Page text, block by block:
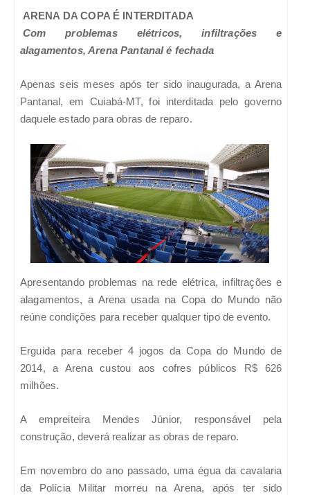
ARENA DA COPA É INTERDITADA
Com problemas elétricos, infiltrações e
alagamentos, Arena Pantanal é fechada
Apenas seis meses após ter sido inaugurada, a Arena
Pantanal, em Cuiabá-MT, foi interditada pelo governo
daquele estado para obras de reparo.
Apresentando problemas na rede elétrica, infiltrações e
alagamentos, a Arena usada na Copa do Mundo não
reúne condições para receber qualquer tipo de evento.
Erguida para receber 4 jogos da Copa do Mundo de
2014, a Arena custou aos cofres públicos R$ 626
milhões.
A empreiteira Mendes Júnior, responsável pela
construção, deverá realizar as obras de reparo.
Em novembro do ano passado, uma égua da cavalaria
da Polícia Militar morreu na Arena, após ter sido